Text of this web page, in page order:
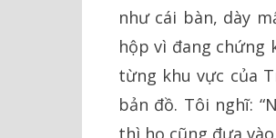
như cái bàn, dày
hộp vì đang chứng
từng khu vực của
bản đồ. Tôi nghĩ:
thì họ cũng đưa vào